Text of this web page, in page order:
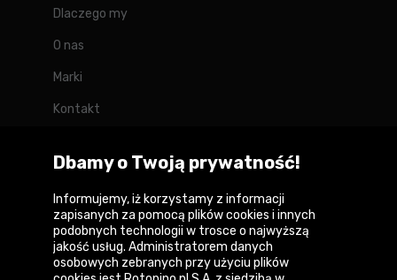
Dlaczego my
O nas
Marki
Kontakt
Forum
Copyright © 2026
Dbamy o Twoją prywatność!
Informujemy, iż korzystamy z informacji
zapisanych za pomocą plików cookies i innych
podobnych technologii w trosce o najwyższą
jakość usług. Administratorem danych
osobowych zebranych przy użyciu plików